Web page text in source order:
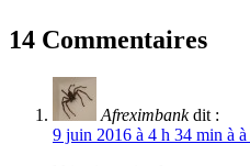
14 Commentaires
Afreximbank dit :
9 juin 2016 à 4 h 34 min à